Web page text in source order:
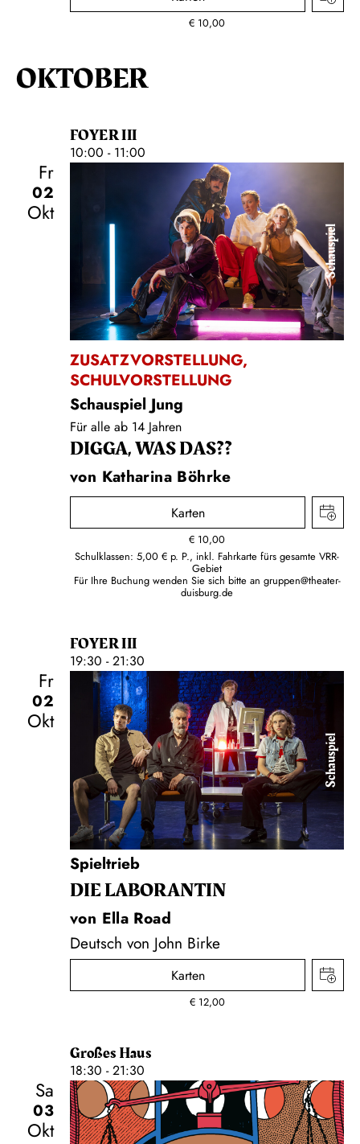
€ 10,00
OKTOBER
FOYER III
10:00 - 11:00
Fr
02
Okt
Schauspiel
ZUSATZVORSTELLUNG,
SCHULVORSTELLUNG
Schauspiel Jung
Für alle ab 14 Jahren
DIGGA, WAS DAS??
von Katharina Böhrke
Karten
€ 10,00
Schulklassen: 5,00 € p. P., inkl. Fahrkarte fürs gesamte VRR-
Gebiet
Für Ihre Buchung wenden Sie sich bitte an gruppen@theater-
duisburg.de
FOYER III
19:30 - 21:30
Fr
02
Okt
Schauspiel
Spieltrieb
DIE LA­BO­RAN­TIN
von Ella Road
Deutsch von John Birke
Karten
€ 12,00
Großes Haus
18:30 - 21:30
Sa
03
Okt